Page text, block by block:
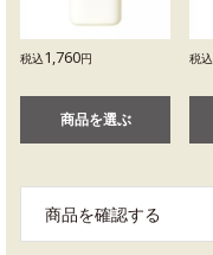
税込1,760円
商品を選ぶ
税込
商品を確認する